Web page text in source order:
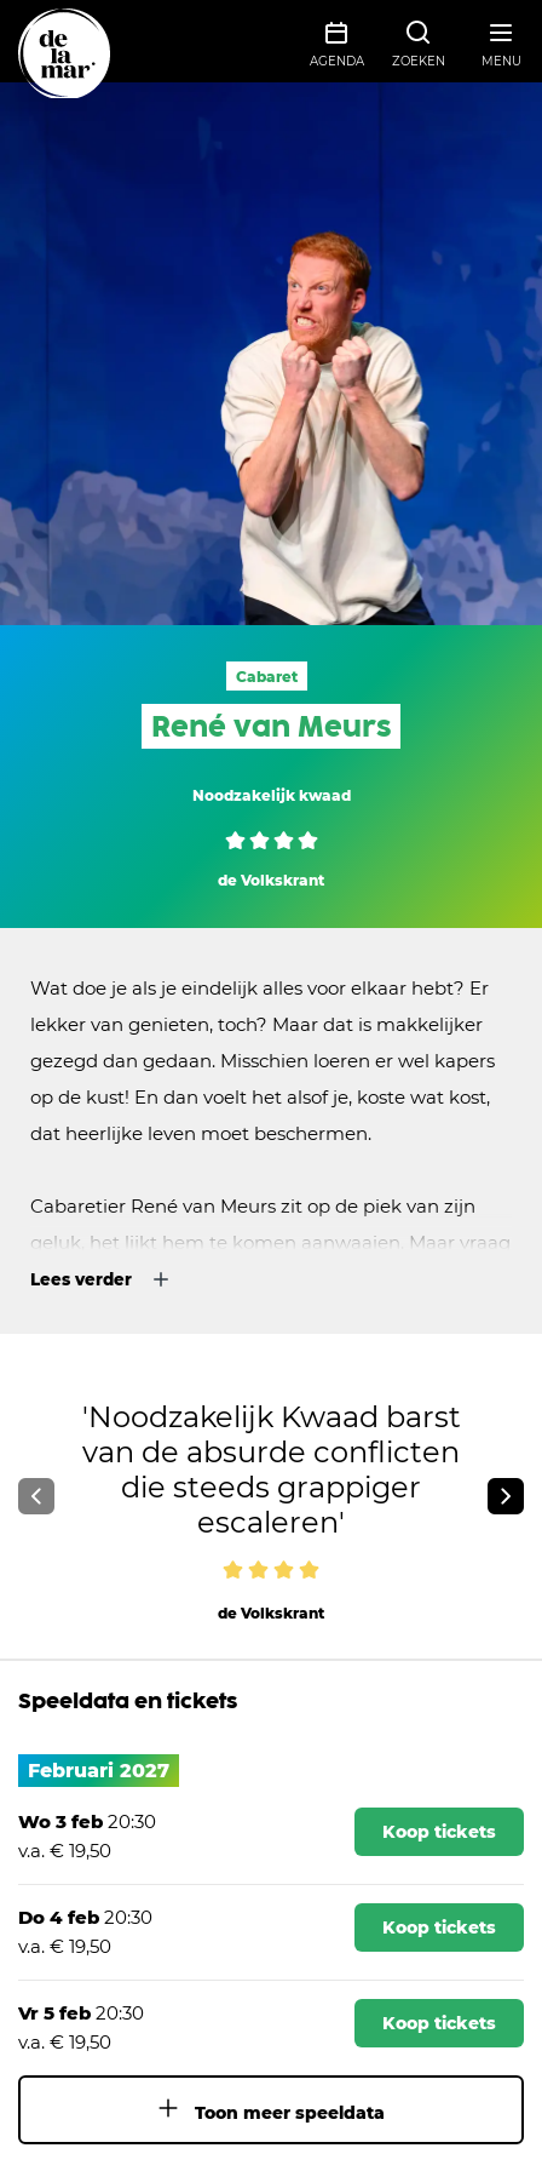
MENU
ZOEKEN
AGENDA
Cabaret
René van Meurs
Noodzakelijk kwaad
de Volkskrant
Wat doe je als je eindelijk alles voor elkaar hebt? Er
lekker van genieten, toch? Maar dat is makkelijker
gezegd dan gedaan. Misschien loeren er wel kapers
op de kust! En dan voelt het alsof je, koste wat kost,
dat heerlijke leven moet beschermen.
Cabaretier René van Meurs zit op de piek van zijn
geluk, het lijkt hem te komen aanwaaien. Maar vraag
hem hoe het écht met hem gaat en je zult geen
Noodzakelijk kwaad neemt René zijn leven eens
goed onder de loep en doet hij eerlijk een boekje
open. Over zijn vrijheid-blijheid mentaliteit, maar ook
over de keerzijde van dat ‘altijd vrolijke oranje
Lees verder
Noodzakelijk Kwaad barst
van de absurde conflicten
die steeds grappiger
escaleren
de Volkskrant
Speeldata en tickets
Februari 2027
Wo 3 feb 20:30
v.a. € 19,50
Koop tickets
Do 4 feb 20:30
v.a. € 19,50
Koop tickets
Vr 5 feb 20:30
v.a. € 19,50
Koop tickets
Toon meer speeldata